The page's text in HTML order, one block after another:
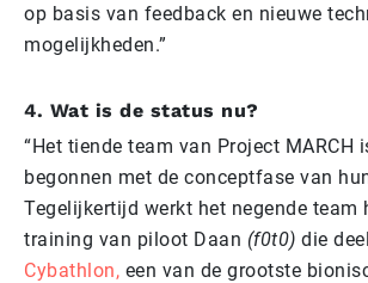
op basis van feedback en nieuwe
mogelijkheden.”
4. Wat is de status nu?
“Het tiende team van Project MARCH
begonnen met de conceptfase van
Tegelijkertijd werkt het negende team
training van piloot Daan (f0t0) die
Cybathlon, een van de grootste